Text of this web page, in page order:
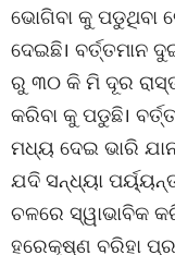
ଭୋଗିବା କୁ ପଡୁଥିବା
ଦେଇଛି। ବର୍ତ୍ତମାନ
ରୁ ୩୦ କି ମି ଦୂର
କରିବା କୁ ପଡୁଛି।
ମଧ୍ୟ ଦେଇ ଭାରି
ଯଦି ସନ୍ଧ୍ୟା ପର୍ୟ୍ୟନ୍ତ
ଚଳରେ ସ୍ୱାଭାବିକ
ହରେକୃଷ୍ଣ ବରିହା